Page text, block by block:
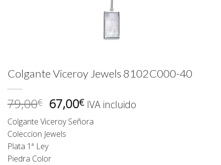
Colgante Viceroy Jewels 8102C000-40
79,00€ El
precio
original
era:
79,00€.
67,00€El
actual
IVA incluido
Colgante Viceroy Señora
Coleccion Jewels
Plata 1ª Ley
Piedra Color